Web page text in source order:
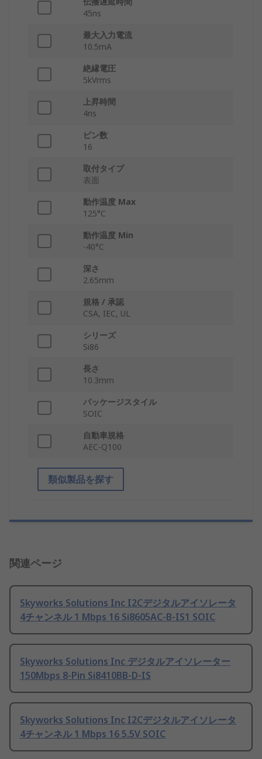
45ns
最大入力電流
10.5mA
絶縁電圧
5kVrms
上昇時間
4ns
ピン数
16
取付タイプ
表面
動作温度 Max
125°C
動作温度 Min
-40°C
深さ
2.65mm
規格 / 承認
CSA, IEC, UL
シリーズ
Si86
長さ
10.3mm
パッケージスタイル
SOIC
自動車規格
AEC-Q100
類似製品を探す
関連ページ
Skyworks Solutions Inc I2Cデジタルアイソレータ
4チャンネル 1 Mbps 16 Si8605AC-B-IS1 SOIC
Skyworks Solutions Inc デジタルアイソレーター
150Mbps 8-Pin Si8410BB-D-IS
Skyworks Solutions Inc I2Cデジタルアイソレータ
4チャンネル 1 Mbps 16 5.5V SOIC